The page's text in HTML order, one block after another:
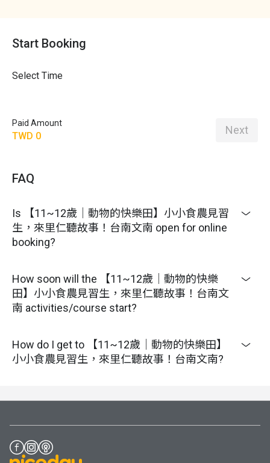
Start Booking
Select Time
Paid Amount
TWD 0 Next
FAQ
Is 【11~12歲｜動物的快樂田】小小食農見習
生，來里仁聽故事！台南文南 open for online
booking?
How soon will the 【11~12歲｜動物的快樂
田】小小食農見習生，來里仁聽故事！台南文
南 activities/course start?
How do I get to 【11~12歲｜動物的快樂田】
小小食農見習生，來里仁聽故事！台南文南?